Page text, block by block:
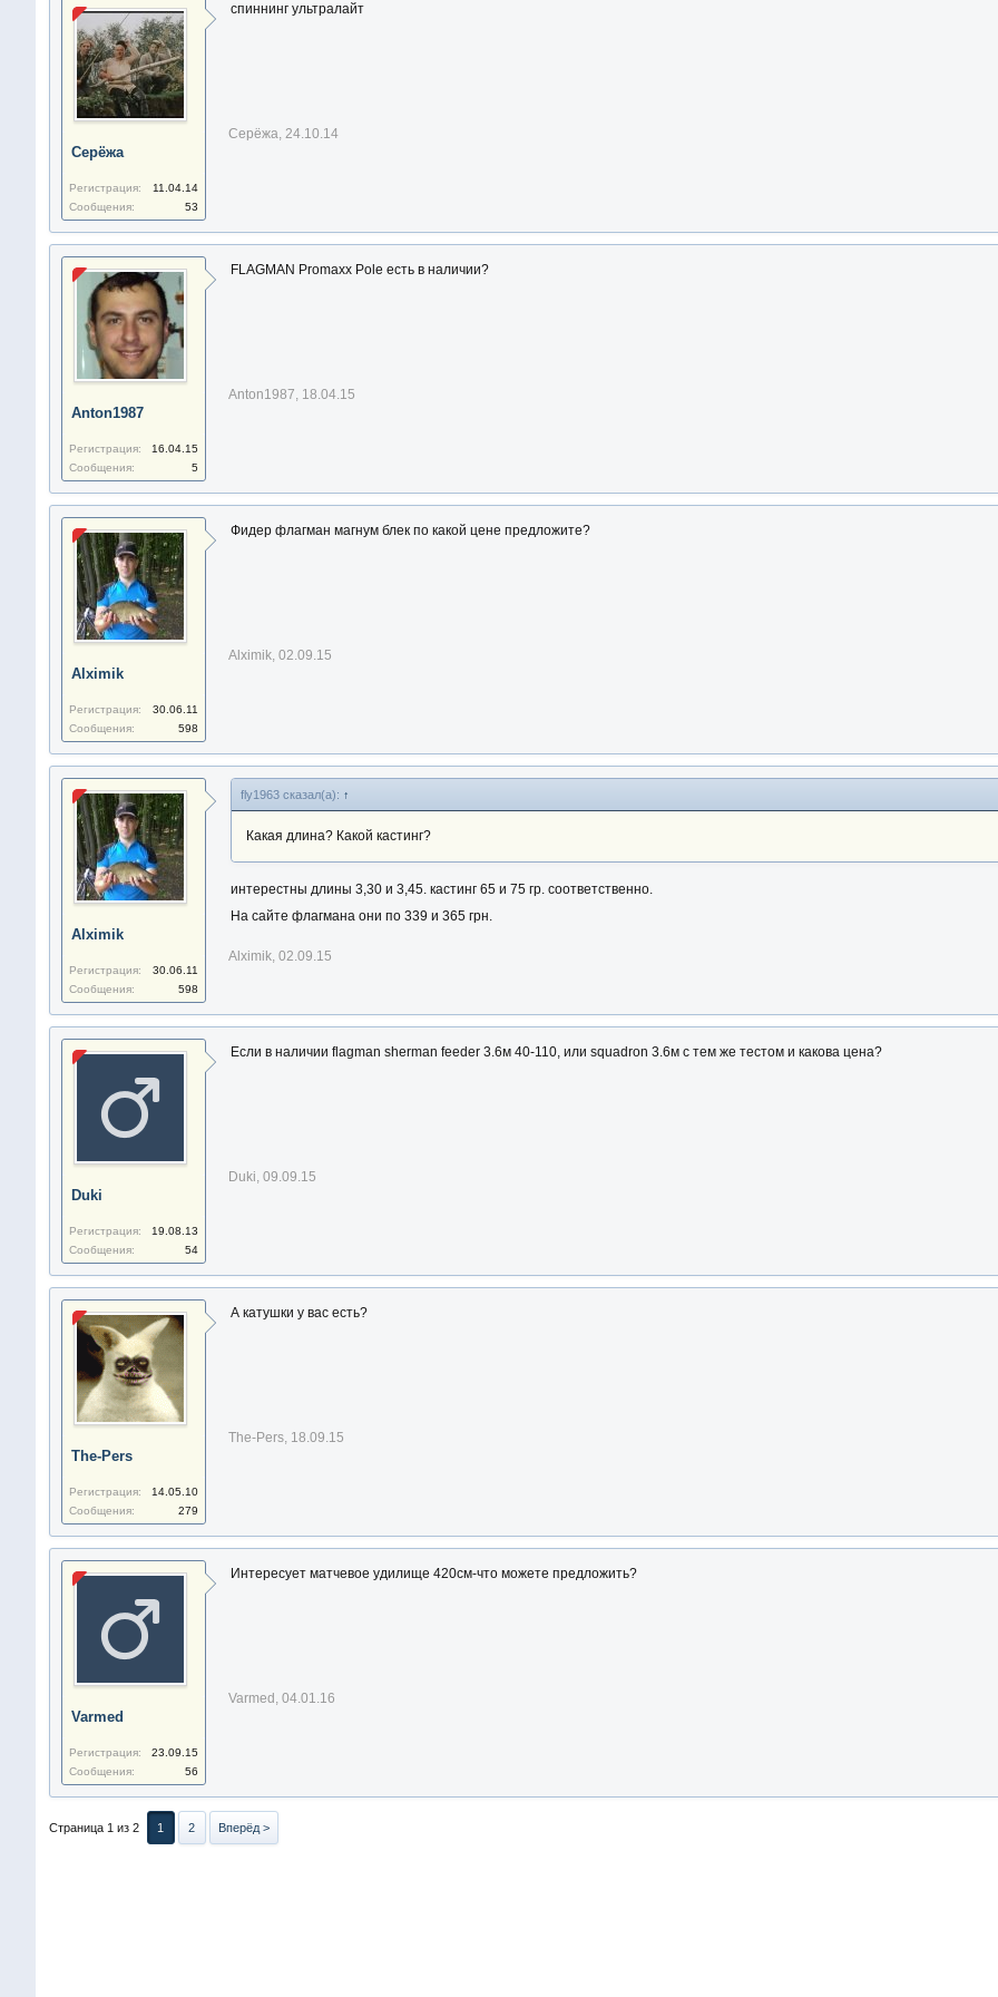
Серёжа
Регистрация:
11.04.14
Сообщения:
53
спиннинг ультралайт
Серёжа, 24.10.14
Anton1987
Регистрация:
16.04.15
Сообщения:
5
FLAGMAN Promaxx Pole есть в наличии?
Anton1987, 18.04.15
Alximik
Регистрация:
30.06.11
Сообщения:
598
Фидер флагман магнум блек по какой цене предложите?
Alximik, 02.09.15
Alximik
Регистрация:
30.06.11
Сообщения:
598
fly1963 сказал(а): ↑
Какая длина? Какой кастинг?
интерестны длины 3,30 и 3,45. кастинг 65 и 75 гр. соответственно.
На сайте флагмана они по 339 и 365 грн.
Alximik, 02.09.15
Duki
Регистрация:
19.08.13
Сообщения:
54
Если в наличии flagman sherman feeder 3.6м 40-110, или squadron 3.6м с тем же тестом и какова цена?
Duki, 09.09.15
The-Pers
Регистрация:
14.05.10
Сообщения:
279
А катушки у вас есть?
The-Pers, 18.09.15
Varmed
Регистрация:
23.09.15
Сообщения:
56
Интересует матчевое удилище 420см-что можете предложить?
Varmed , 04.01.16
Страница 1 из 2 1 2 Вперёд >